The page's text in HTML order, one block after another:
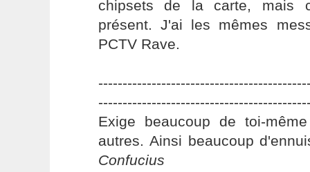
chipsets de la carte, mais
présent. J'ai les mêmes
PCTV Rave.
Exige beaucoup de toi-
autres. Ainsi beaucoup
Confucius